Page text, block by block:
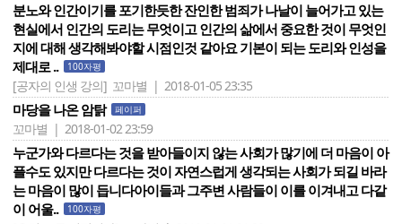
분노와 인간이기를 포기한듯한 잔인한 범죄가 나날이 늘어가고 있는
현실에서 인간의 도리는 무엇이고 인간의 삶에서 중요한 것이 무엇인
지에 대해 생각해봐야할 시점인것 같아요 기본이 되는 도리와 인성을
제대로 ..
100자평
[공자의 인생 강의] 꼬마별 | 2018-01-05 23:35
마당을 나온 암탉 페이퍼
꼬마별 | 2018-01-02 23:59
누군가와 다르다는 것을 받아들이지 않는 사회가 많기에 더 마음이 아
플수도 있지만 다르다는 것이 자연스럽게 생각되는 사회가 되길 바라
는 마음이 많이 듭니다아이들과 그주변 사람들이 이를 이겨내고 다같
이 어울..
100자평